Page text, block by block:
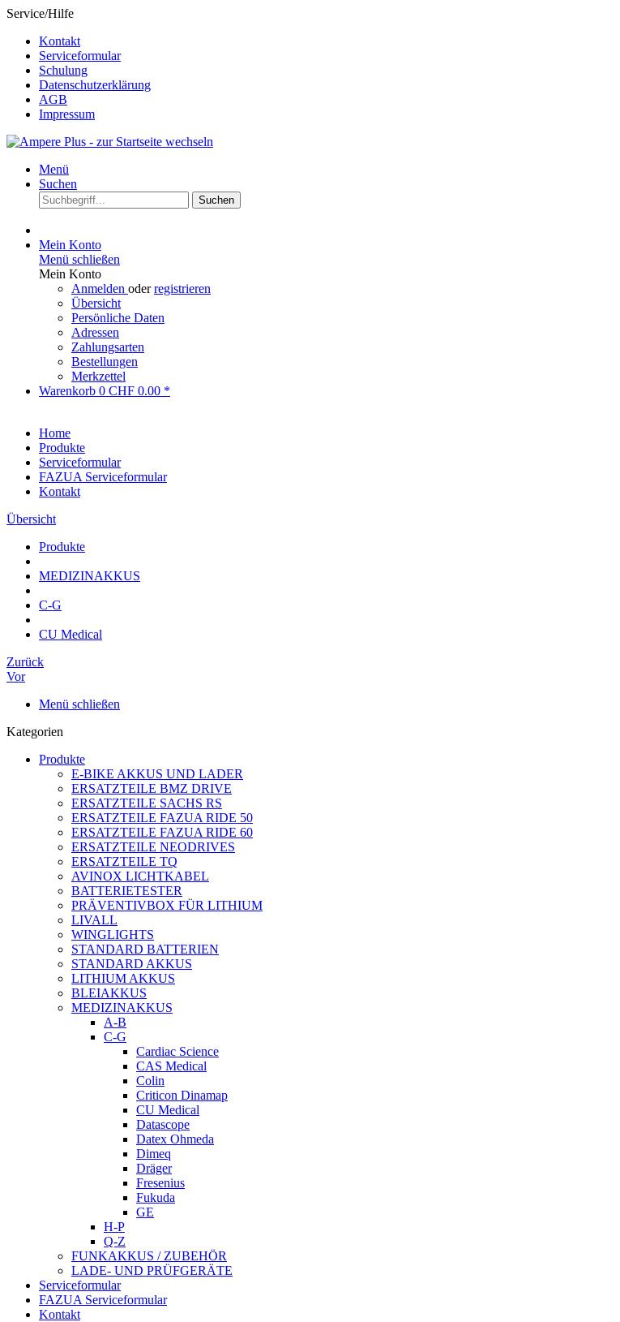
Service/Hilfe
Kontakt
Serviceformular
Schulung
Datenschutzerklärung
AGB
Impressum
Menü
Suchen
Suchen
Mein Konto
Menü schließen
Mein Konto
Anmelden oderregistrieren
Übersicht
Persönliche Daten
Adressen
Zahlungsarten
Bestellungen
Merkzettel
Warenkorb 0 CHF 0.00 *
Home
Produkte
Serviceformular
FAZUA Serviceformular
Kontakt
Übersicht
Produkte
MEDIZINAKKUS
C-G
CU Medical
Zurück
Vor
Menü schließen
Kategorien
Produkte
E-BIKE AKKUS UND LADER
ERSATZTEILE BMZ DRIVE
ERSATZTEILE SACHS RS
ERSATZTEILE FAZUA RIDE 50
ERSATZTEILE FAZUA RIDE 60
ERSATZTEILE NEODRIVES
ERSATZTEILE TQ
AVINOX LICHTKABEL
BATTERIETESTER
PRÄVENTIVBOX FÜR LITHIUM
LIVALL
WINGLIGHTS
STANDARD BATTERIEN
STANDARD AKKUS
LITHIUM AKKUS
BLEIAKKUS
MEDIZINAKKUS
A-B
C-G
Cardiac Science
CAS Medical
Colin
Criticon Dinamap
CU Medical
Datascope
Datex Ohmeda
Dimeq
Dräger
Fresenius
Fukuda
GE
H-P
Q-Z
FUNKAKKUS / ZUBEHÖR
LADE- UND PRÜFGERÄTE
Serviceformular
FAZUA Serviceformular
Kontakt